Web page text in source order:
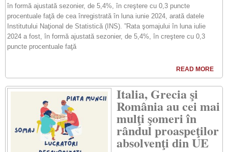
în formă ajustată sezonier, de 5,4%, în creştere cu 0,3 puncte
procentuale faţă de cea înregistrată în luna iunie 2024, arată datele
Institutului Naţional de Statistică (INS). ”Rata şomajului în luna iulie
2024 a fost, în formă ajustată sezonier, de 5,4%, în creştere cu 0,3
puncte procentuale faţă
READ MORE
Italia, Grecia şi
România au cei mai
mulţi şomeri în
rândul proaspeţilor
absolvenţi din UE